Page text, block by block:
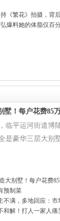
《繁花》拍摄，背
爆料她的体脂仅百
墅！每户花费85
临平运河街道博
是豪华三层大别
大别墅！每户花费
预制菜
不满，多地回应：
和解！打人一家人痛